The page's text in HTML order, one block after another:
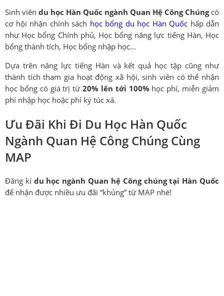
Sinh viên du học Hàn Quốc ngành Quan Hệ Công Chúngcó
cơ hội nhận chính sách học bổng du học Hàn Quốc hấp dẫn
như Học bổng Chính phủ, Học bổng năng lực tiếng Hàn, Học
bổng thành tích, Học bổng nhập học…
Dựa trên năng lực tiếng Hàn và kết quả học tập cũng như
thành tích tham gia hoạt động xã hội, sinh viên có thể nhận
học bổng có giá trị từ20% lên tới 100% học phí, miễn giảm
phí nhập học hoặc phí ký túc xá.
Ưu Đãi Khi Đi Du Học Hàn Quốc
Ngành Quan Hệ Công Chúng Cùng
MAP
Đăng kí du học ngành Quan hệ Công chúng tại Hàn Quốc
để nhận được nhiều ưu đãi “khủng” từ MAP nhé!